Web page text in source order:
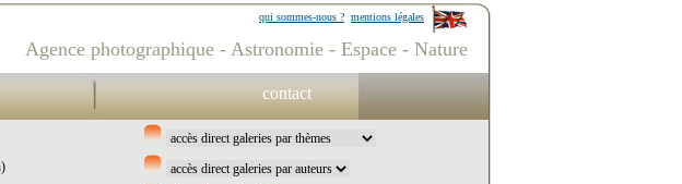
mentions légales
qui sommes-nous ?
Agence photographique - Astronomie - Espace - Nature
contact